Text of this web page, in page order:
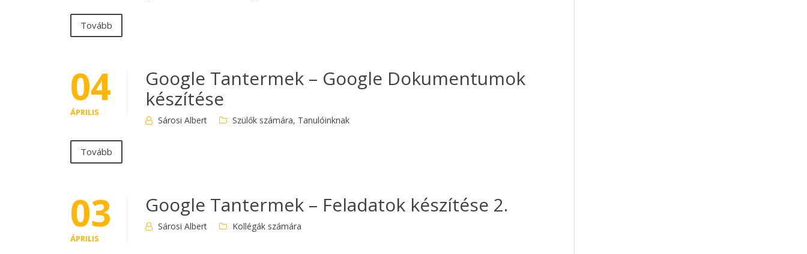
Tovább
04
ÁPRILIS
Google Tantermek – Google Dokumentumok
készítése
Sárosi Albert Szülők számára, Tanulóinknak
Tovább
03
ÁPRILIS
Google Tantermek – Feladatok készítése 2.
Sárosi Albert Kollégák számára